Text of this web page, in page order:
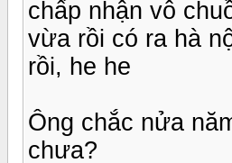
chấp nhận vô
vừa rồi có ra hà
rồi, he he
Ông chắc nửa
chưa?